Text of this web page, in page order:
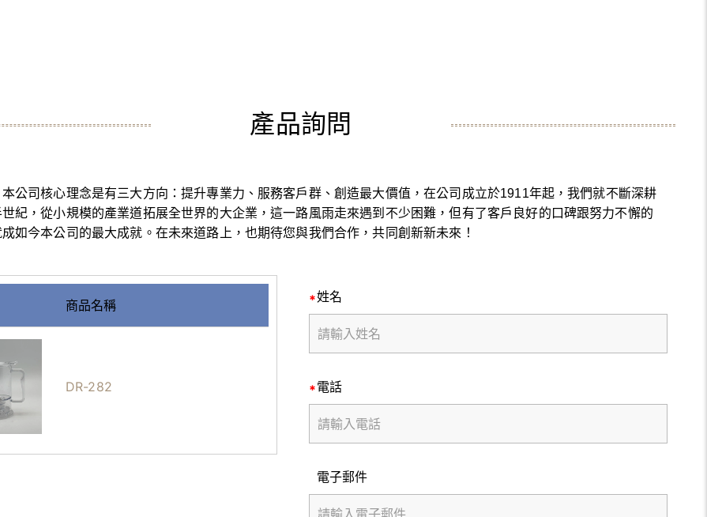
產品詢問
本公司核心理念是有三大方向：提升專業力、服務客戶群、創造最大價值，在公司成立於1911年起，我們就不斷深耕
紀，從小規模的產業道拓展全世界的大企業，這一路風雨走來遇到不少困難，但有了客戶良好的口碑跟努力不懈的
成如今本公司的最大成就。在未來道路上，也期待您與我們合作，共同創新新未來！
商品名稱
DR-282
姓名
電話
電子郵件